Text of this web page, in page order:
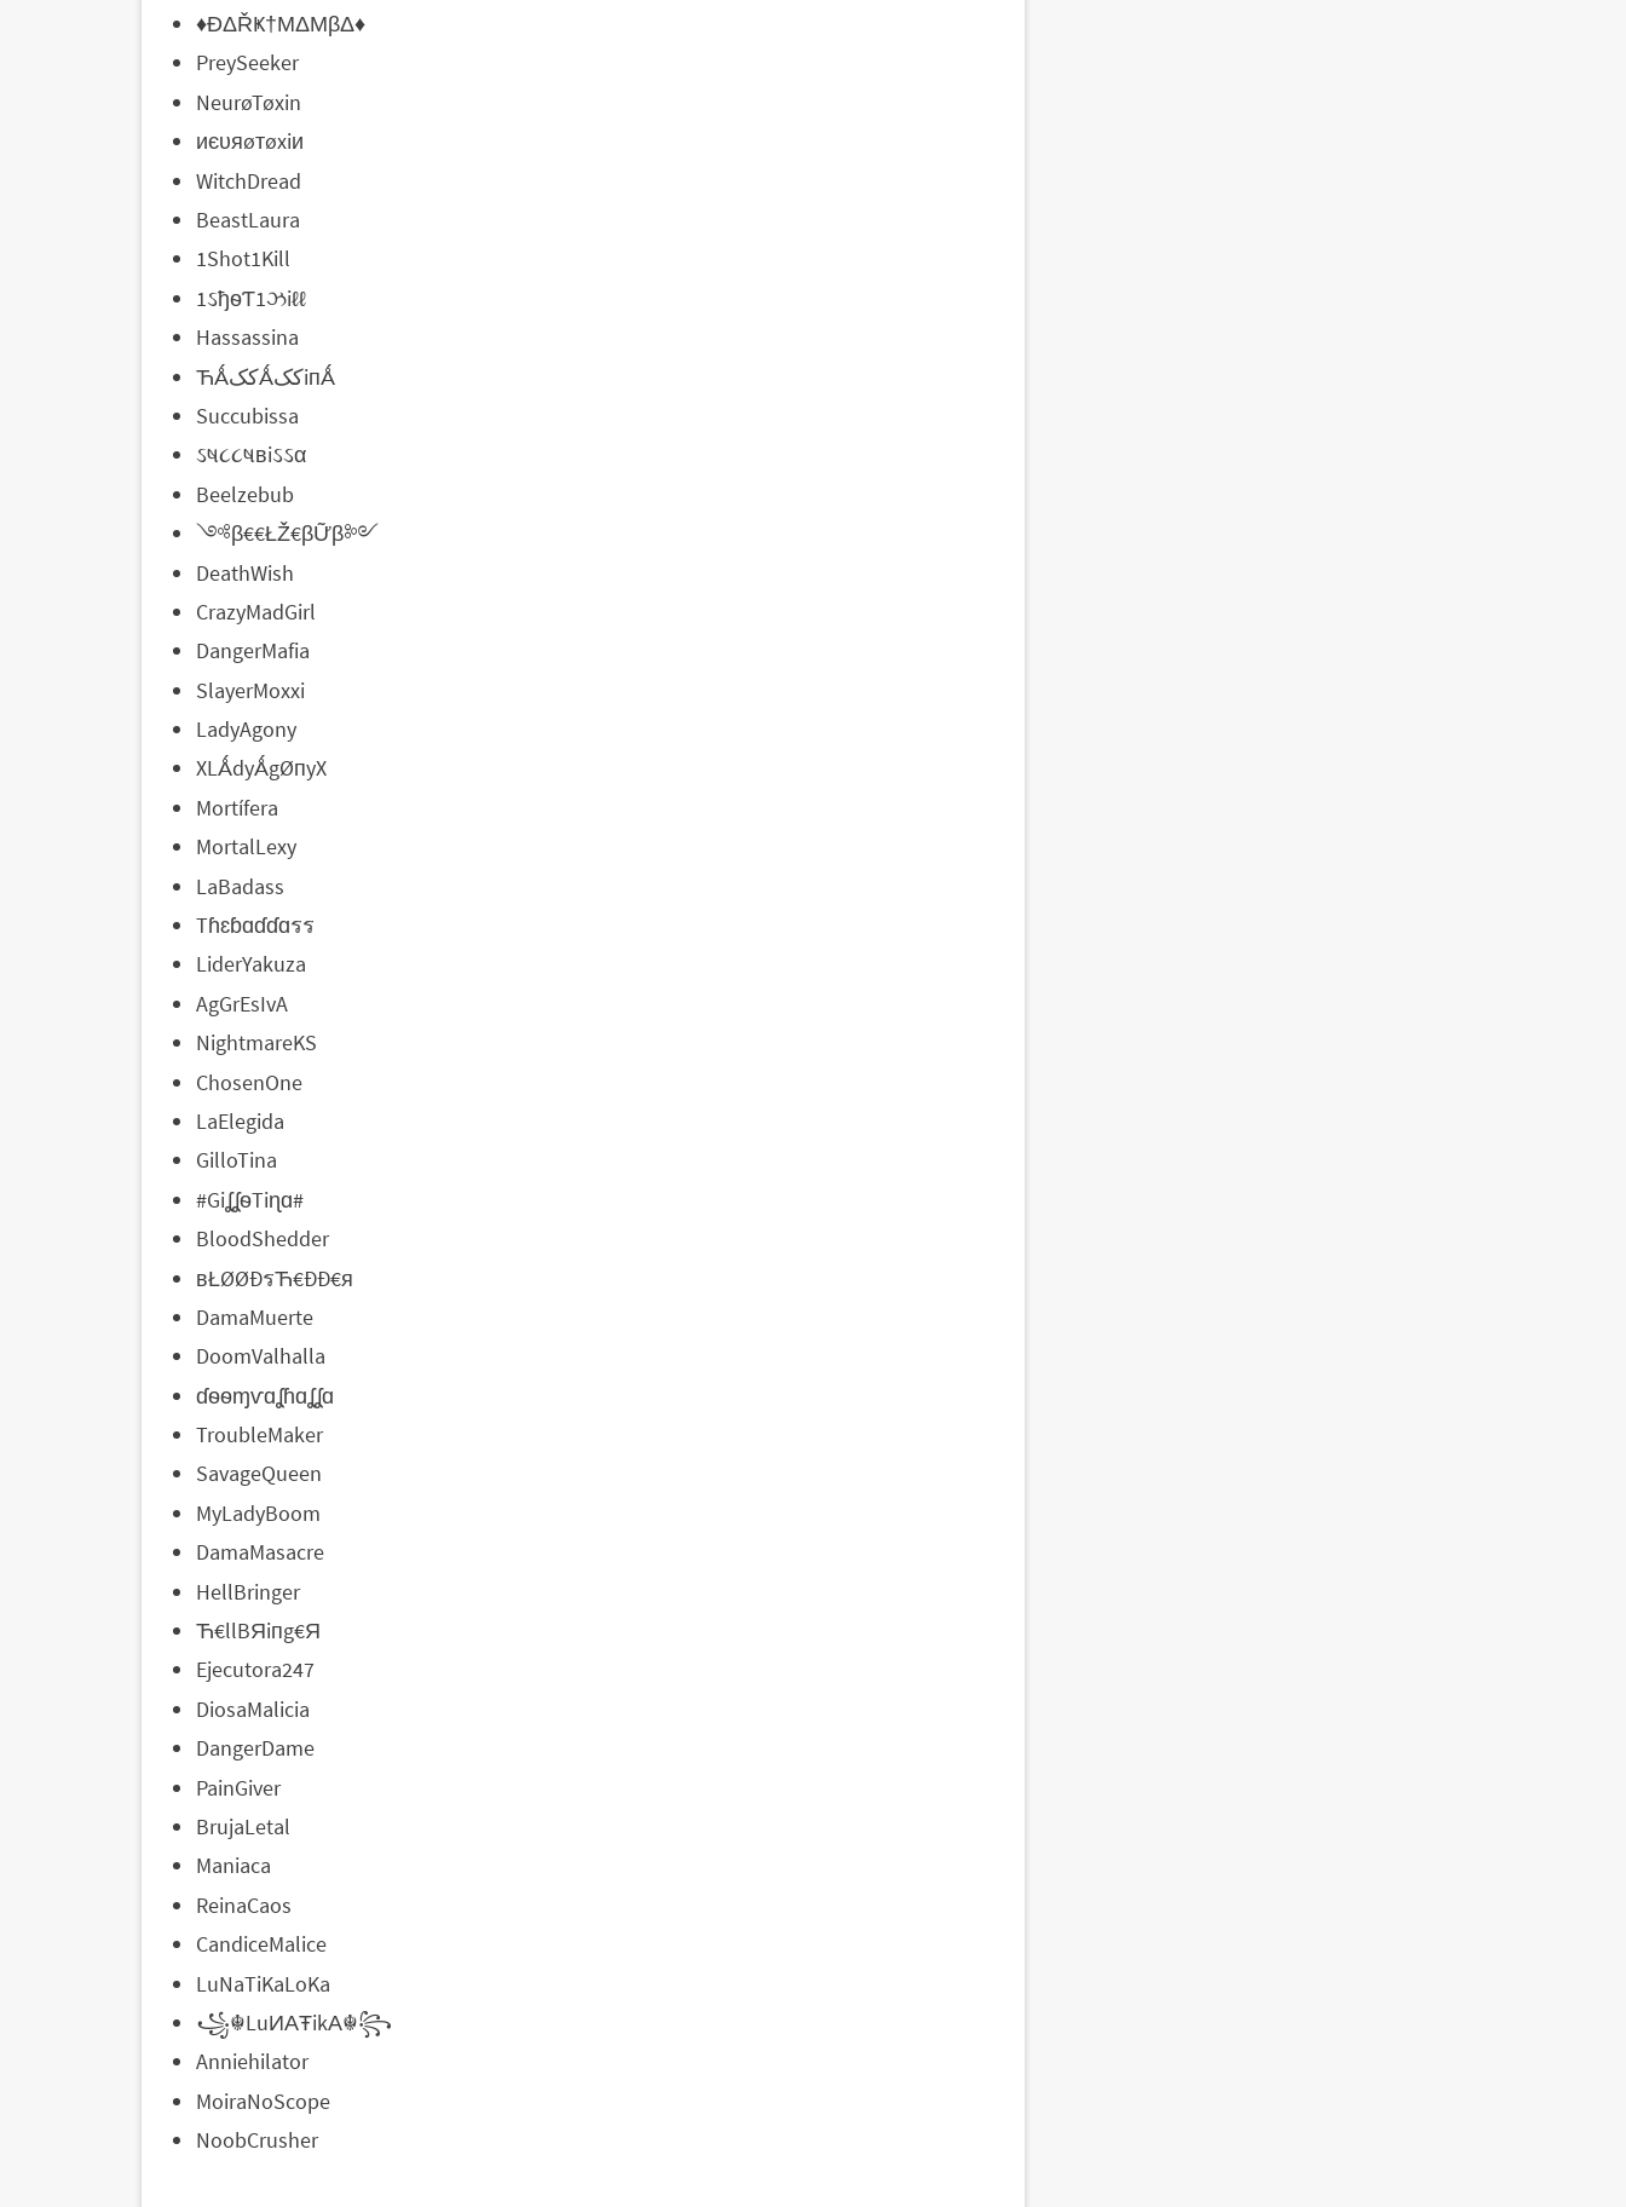
♦ĐΔŘҜ†ΜΔΜβΔ♦
PreySeeker
NeurøTøxin
иєυяøтøxiи
WitchDread
BeastLaura
1Shot1Kill
1ઽђѳƬ1ઝiℓℓ
Hassassina
ЋǺککǺککiпǺ
Succubissa
ઽષ૮૮ષвiઽઽα
Beelzebub
༺β€€ŁŽ€βỮβ༻
DeathWish
CrazyMadGirl
DangerMafia
SlayerMoxxi
LadyAgony
XLǺdyǺgØпyX
Mortífera
MortalLexy
LaBadass
Tɦɛɓɑɗɗɑรร
LiderYakuza
AgGrEsIvA
NightmareKS
ChosenOne
LaElegida
GilloTina
#GiʆʆѳTiɳɑ#
BloodShedder
вŁØØÐรЋ€ÐÐ€я
DamaMuerte
DoomValhalla
ɗѳѳɱѵɑʆɦɑʆʆɑ
TroubleMaker
SavageQueen
MyLadyBoom
DamaMasacre
HellBringer
Ћ€llBЯiпg€Я
Ejecutora247
DiosaMalicia
DangerDame
PainGiver
BrujaLetal
Maniaca
ReinaCaos
CandiceMalice
LuNaTiKaLoKa
꧁☬LuИΑŦikΑ☬꧂
Anniehilator
MoiraNoScope
NoobCrusher